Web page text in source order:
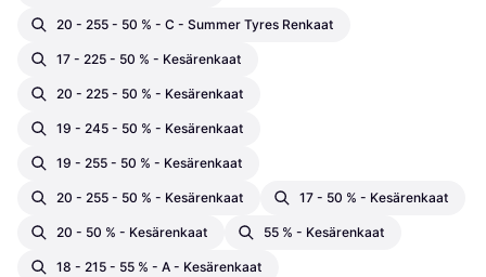
20 - 255 - 50 % - C - Summer Tyres Renkaat
17 - 225 - 50 % - Kesärenkaat
20 - 225 - 50 % - Kesärenkaat
19 - 245 - 50 % - Kesärenkaat
19 - 255 - 50 % - Kesärenkaat
20 - 255 - 50 % - Kesärenkaat 17 - 50 % - Kesärenkaat
20 - 50 % - Kesärenkaat 55 % - Kesärenkaat
18 - 215 - 55 % - A - Kesärenkaat